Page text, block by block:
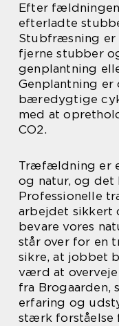
Efter
efterladte
Stubfræsning er
fjerne stubber
genplantning
Genplantning
bæredygtige
med at
CO2.
Træfældning er
og natur, og
Professionelle
arbejdet sikkert
bevare vores
står over for en
sikre, at jobbet
værd at
fra Brogaarden,
erfaring og
stærk forståelse